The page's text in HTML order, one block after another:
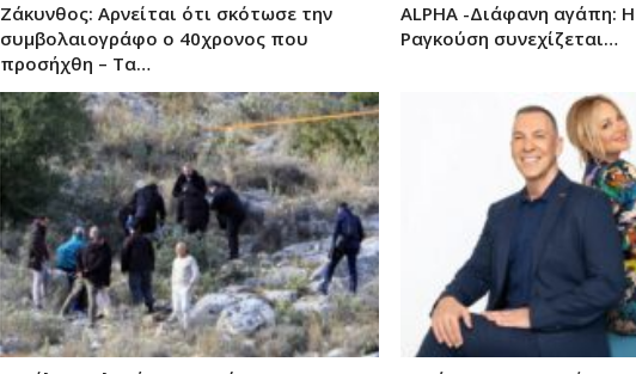
Ζάκυνθος: Αρνείται ότι σκότωσε την
συμβολαιογράφο ο 40χρονος που
προσήχθη – Τα…
ALPHA -Διάφανη αγάπη:
Ραγκούση συνεχίζεται…